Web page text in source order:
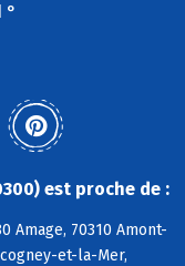
°
est proche de :
Amage, 70310 Amont-
et-la-Mer,